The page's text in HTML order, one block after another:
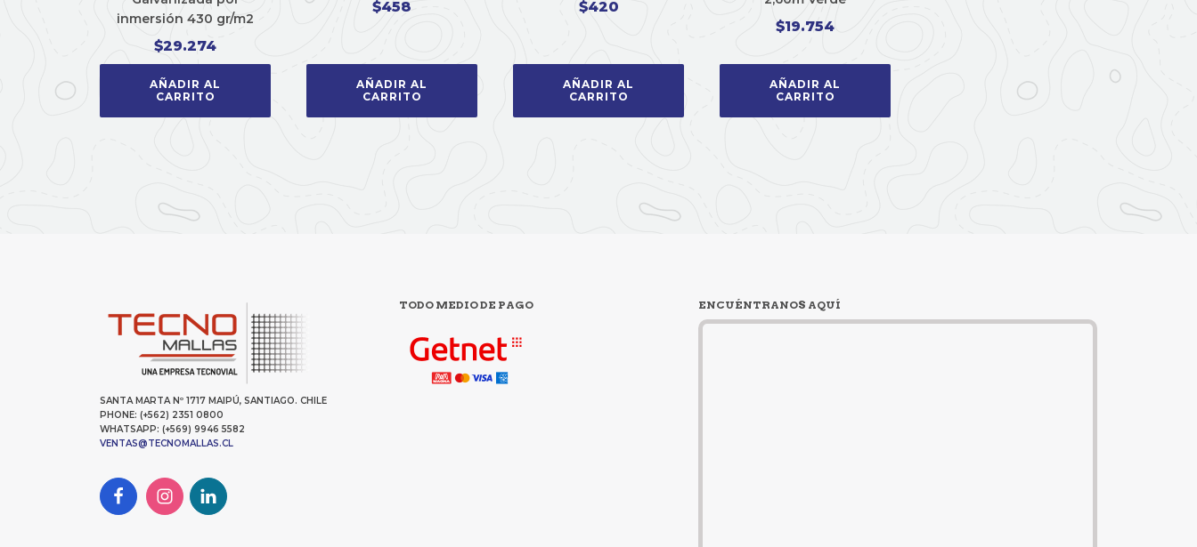
inmersión 430 gr/m2
$29.274
AÑADIR AL
CARRITO
$458
AÑADIR AL
CARRITO
$420
AÑADIR AL
CARRITO
$19.754
AÑADIR AL
CARRITO
SANTA MARTA Nº 1717 MAIPÚ, SANTIAGO. CHILE
PHONE: (+562) 2351 0800
WHATSAPP: (+569) 9946 5582
VENTAS@TECNOMALLAS.CL
TODO MEDIO DE PAGO ENCUÉNTRANOS AQUÍ